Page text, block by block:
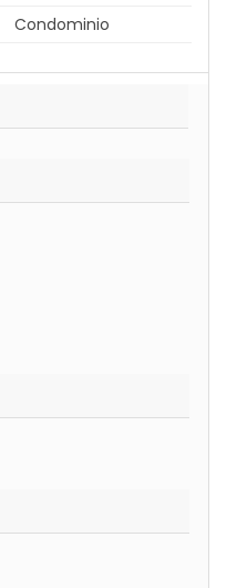
Condominio